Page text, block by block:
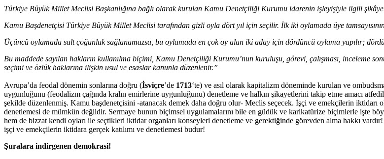
Türkiye Büyük Millet Meclisi Başkanlığına bağlı olarak kurulan Kamu Denetçiliği Kurumu idarenin işleyişiyle ilgili
Kamu Başdenetçisi Türkiye Büyük Millet Meclisi tarafından gizli oyla dört yıl için seçilir. İlk iki oylamada üye
Üçüncü oylamada salt çoğunluk sağlanamazsa, bu oylamada en çok oy alan iki aday için dördüncü oylama yapılır;
Bu maddede sayılan hakların kullanılma biçimi, Kamu Denetçiliği Kurumu’nun kuruluşu, görevi, çalışması, inceleme
seçimi ve özlük haklarına ilişkin usul ve esaslar kanunla düzenlenir.”
Avrupa’da feodal dönemin sonlarına doğru (İsviçre’de 1713‘te) ve asıl olarak kapitalizm döneminde kurulan ve
uygunluğunu (feodalizm çağında kralın emirlerine uygunluğunu) denetleme ve halkın şikayetlerini takip etme amacı
şekilde düzenlenmiş. Kamu başdenetçisini -atanacak demek daha doğru olur- Meclis seçecek. İşçi ve emekçilerin iktidarı
denetlemesi de mümkün değildir. Sermaye bunun biçimsel uygulamalarını bile en güdük ve karikatürize biçimlerle işte
hem de bizzat kendi oyları ile seçtikleri iktidar organları konseyleri denetleme ve gerektiğinde görevden alma hakkı
işçi ve emekçilerin iktidara gerçek katılımı ve denetlemesi budur!
Şuralara indirgenen demokrasi!